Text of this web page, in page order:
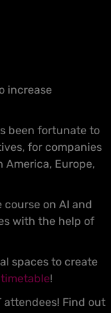
increase
been fortunate to
for companies
America, Europe,
on AI and
with the help of
spaces to create
timetable!
attendees! Find out